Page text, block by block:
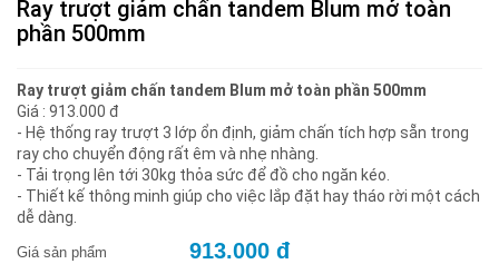
Ray trượt giảm chấn tandem Blum mở toàn
phần 500mm
Ray trượt giảm chấn tandem Blum mở toàn phần 500mm
Giá : 913.000 đ
- Hệ thống ray trượt 3 lớp ổn định, giảm chấn tích hợp sẵn trong
ray cho chuyển động rất êm và nhẹ nhàng.
- Tải trọng lên tới 30kg thỏa sức để đồ cho ngăn kéo.
- Thiết kế thông minh giúp cho việc lắp đặt hay tháo rời một cách
dễ dàng.
Giá sản phẩm 913.000 đ